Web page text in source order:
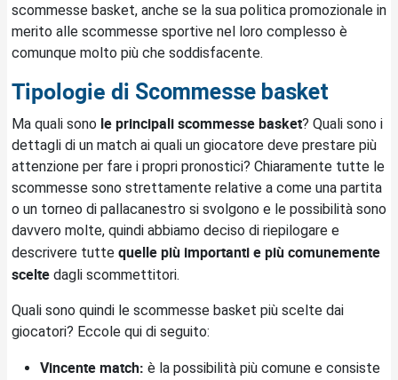
scommesse basket, anche se la sua politica promozionale in
merito alle scommesse sportive nel loro complesso è
comunque molto più che soddisfacente.
Tipologie di Scommesse basket
Ma quali sono le principaliscommesse basket? Quali sono i
dettagli di un match ai quali un giocatore deve prestare più
attenzione per fare i propri pronostici? Chiaramente tutte le
scommesse sono strettamente relative a come una partita
o un torneo di pallacanestro si svolgono e le possibilità sono
davvero molte, quindi abbiamo deciso di riepilogare e
descrivere tutte quelle più importanti e più comunemente
scelte dagli scommettitori.
Quali sono quindi le scommesse basket più scelte dai
giocatori? Eccole qui di seguito:
Vincente match: è la possibilità più comune e consiste